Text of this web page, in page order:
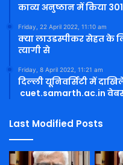
काव्य अनुष्ठान में किया
Friday, 22 April 2022, 11:10 am
क्या लाउडस्पीकर सेहत के
त्यागी से
Friday, 8 April 2022, 11:21 am
दिल्ली यूनिवर्सिटी में
cuet.samarth.ac.in
Last Modified Posts